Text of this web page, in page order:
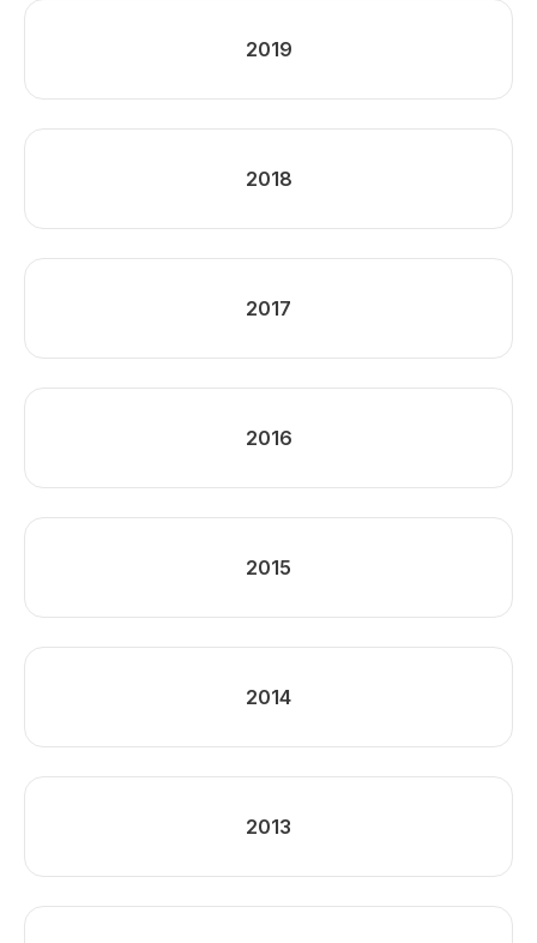
2019
2018
2017
2016
2015
2014
2013